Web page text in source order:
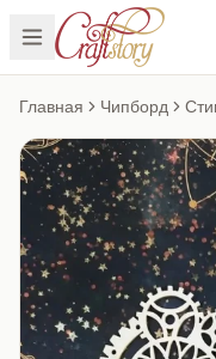
Главная Чипборд